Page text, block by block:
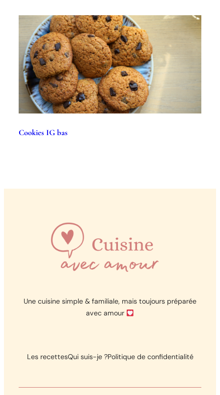
Cookies IG bas
Une cuisine simple & familiale, mais toujours préparée
avec amour
Les recettesQui suis-je ?Politique de confidentialité